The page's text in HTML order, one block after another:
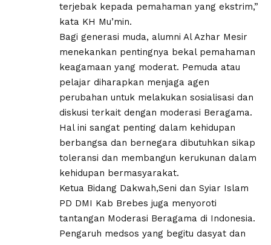
terjebak kepada pemahaman yang ekstrim,”
kata KH Mu’min.
Bagi generasi muda, alumni Al Azhar Mesir
menekankan pentingnya bekal pemahaman
keagamaan yang moderat. Pemuda atau
pelajar diharapkan menjaga agen
perubahan untuk melakukan sosialisasi dan
diskusi terkait dengan moderasi Beragama.
Hal ini sangat penting dalam kehidupan
berbangsa dan bernegara dibutuhkan sikap
toleransi dan membangun kerukunan dalam
kehidupan bermasyarakat.
Ketua Bidang Dakwah,Seni dan Syiar Islam
PD DMI Kab Brebes juga menyoroti
tantangan Moderasi Beragama di Indonesia.
Pengaruh medsos yang begitu dasyat dan